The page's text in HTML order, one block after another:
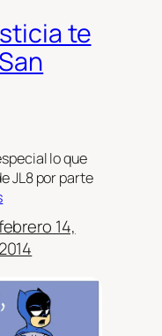
te
lo que
JL8 por parte
14,
2014